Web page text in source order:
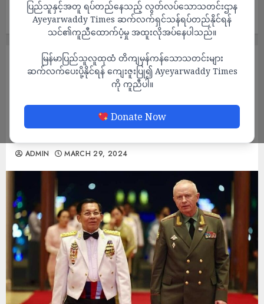
ပြည်သူနှင့်အတူ ရပ်တည်နေသည့် လွတ်လပ်သောသတင်းဌာန
Ayeyarwaddy Times ဆက်လက်ရှင်သန်ရပ်တည်နိုင်ရန်
သင်၏ကူညီထောက်ပံ့မှု အထူးလိုအပ်နေပါသည်။
မြန်မာပြည်သူလူထုထံ တိကျမှန်ကန်သောသတင်းများ
ဆက်လက်ပေးပို့နိုင်ရန် ကျေးဇူးပြု၍ Ayeyarwaddy Times
ကို ကူညီပါ။
Donate Now
ကျော် ဘွဲ့တံဆိပ်များကို ရုရှားစစ်ဘက်ဆိုင်ရာ လူပုဂ္ဂိုလ် ၂၇ ဦး
အားပေးအပ်
သတင်း
စစ်ခေါင်းဆောင်က ၎င်းတီထွင်ထားသည့် သီရိ
သီဟကျော်နှင့် သီရိသူရကျော် ဘွဲ့တံဆိပ်များကို
ရုရှားစစ်ဘက်ဆိုင်ရာ လူပုဂ္ဂိုလ် ၂၇ ဦးအားပေး
အပ်
ADMIN MARCH 29, 2024